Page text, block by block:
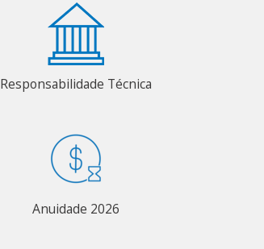
Responsabilidade Técnica
Anuidade 2026